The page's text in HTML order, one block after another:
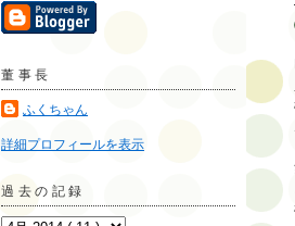
董事長
ふくちゃん
詳細プロフィールを表示
過去の記録